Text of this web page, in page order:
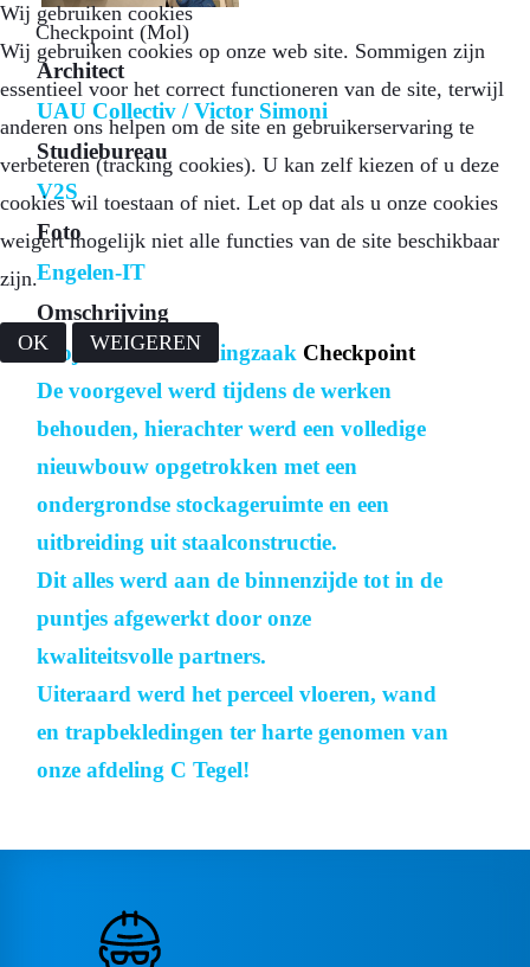
Checkpoint (Mol)
Architect
UAU Collectiv /Victor Simoni
Studiebureau
V2S
Foto
Engelen-IT
Omschrijving
Project: heren kledingzaak Checkpoint
De voorgevel werd tijdens de werken
behouden, hierachter werd een volledige
nieuwbouw opgetrokken met een
ondergrondse stockageruimte en een
uitbreiding uit staalconstructie.
Dit alles werd aan de binnenzijde tot in de
puntjes afgewerkt door onze
kwaliteitsvolle partners.
Uiteraard werd het perceel vloeren, wand
en trapbekledingen ter harte genomen van
onze afdeling C Tegel!
Wij gebruiken cookies
Wij gebruiken cookies op onze web site. Sommigen zijn
essentieel voor het correct functioneren van de site, terwijl
anderen ons helpen om de site en gebruikerservaring te
verbeteren (tracking cookies). U kan zelf kiezen of u deze
cookies wil toestaan of niet. Let op dat als u onze cookies
weigert mogelijk niet alle functies van de site beschikbaar
zijn.
OK WEIGEREN